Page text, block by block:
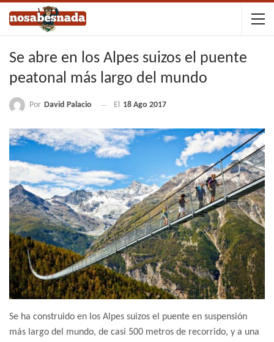
Se abre en los Alpes suizos el puente
peatonal más largo del mundo
Por David Palacio El 18 Ago 2017
Se ha construido en los Alpes suizos el puente en suspensión
más largo del mundo, de casi 500 metros de recorrido, y a una